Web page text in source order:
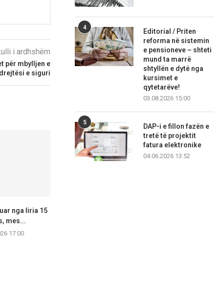
i ardhshëm
për mbylljen e
e siguri
nga liria 15
mes...
17:00
4
Editorial / Priten
reforma në sistemin
e pensioneve – shteti
mund ta marrë
shtyllën e dytë nga
kursimet e
qytetarëve!
03.08.2026 15:00
5
DAP-i e fillon fazën e
tretë të projektit
fatura elektronike
04.06.2026 13:52